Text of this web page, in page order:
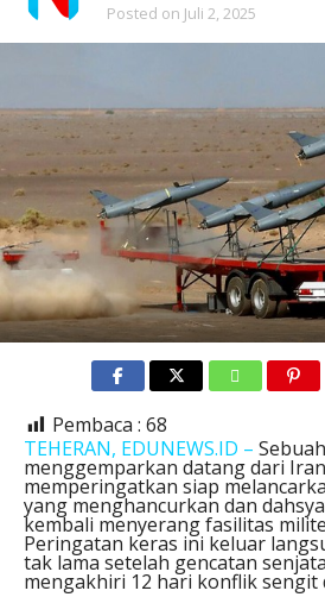
Posted on Juli 2, 2025
Pembaca : 68
TEHERAN, EDUNEWS.ID –
menggemparkan datang dari
memperingatkan siap
yang menghancurkan dan
kembali menyerang fasilitas
Peringatan keras ini keluar
tak lama setelah gencatan
mengakhiri 12 hari konflik sengit